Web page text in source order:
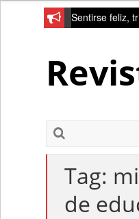
Sentirse feliz,
Tag:
de